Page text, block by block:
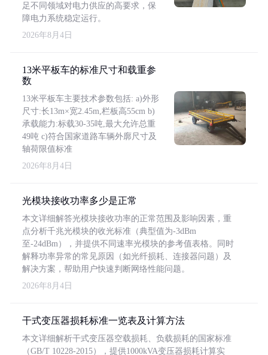
足不同领域对电力供应的高要求，保
障电力系统稳定运行。
2026年8月4日
13米平板车的标准尺寸和载重参
数
13米平板车主要技术参数包括: a)外形
尺寸:长13m×宽2.45m,栏板高55cm b)
承载能力:标载30-35吨,最大允许总重
49吨 c)符合国家道路车辆外廓尺寸及
轴荷限值标准
2026年8月4日
光模块接收功率多少是正常
本文详细解答光模块接收功率的正常范围及影响因素，重
点分析千兆光模块的收光标准（典型值为-3dBm
至-24dBm），并提供不同速率光模块的参考值表格。同时
解释功率异常的常见原因（如光纤损耗、连接器问题）及
解决方案，帮助用户快速判断网络性能问题。
2026年8月4日
干式变压器损耗标准一览表及计算方法
本文详细解析干式变压器空载损耗、负载损耗的国家标准
（GB/T 10228-2015），提供1000kVA变压器损耗计算实